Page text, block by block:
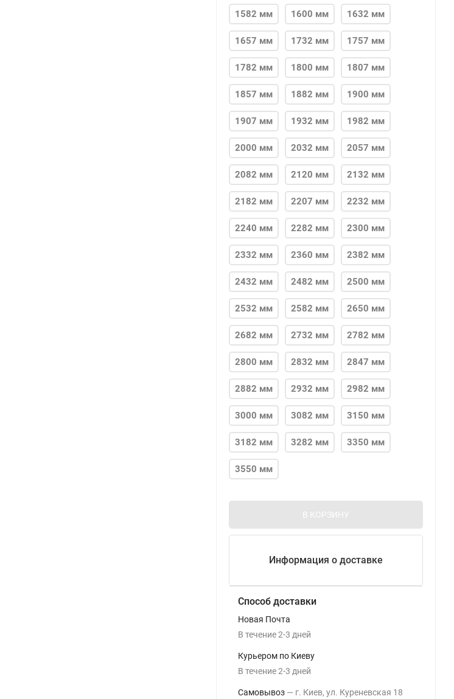
1582 мм 1600 мм 1632 мм
1657 мм 1732 мм 1757 мм
1782 мм 1800 мм 1807 мм
1857 мм 1882 мм 1900 мм
1907 мм 1932 мм 1982 мм
2000 мм 2032 мм 2057 мм
2082 мм 2120 мм 2132 мм
2182 мм 2207 мм 2232 мм
2240 мм 2282 мм 2300 мм
2332 мм 2360 мм 2382 мм
2432 мм 2482 мм 2500 мм
2532 мм 2582 мм 2650 мм
2682 мм 2732 мм 2782 мм
2800 мм 2832 мм 2847 мм
2882 мм 2932 мм 2982 мм
3000 мм 3082 мм 3150 мм
3182 мм 3282 мм 3350 мм
3550 мм
В КОРЗИНУ
Информация о доставке
Способ доставки
Новая Почта
В течение2-3 дней
Курьером по Киеву
В течение2-3 дней
Самовывоз
г. Киев, ул. Куреневская 18